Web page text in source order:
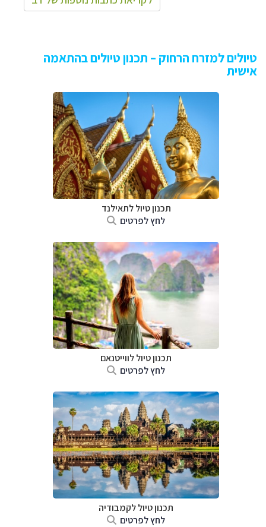
טיולים למזרח הרחוק – תכנון טיולים בהתאמה
אישית
תכנון טיול לתאילנד
לחץ לפרטים
תכנון טיול לווייטנאם
לחץ לפרטים
תכנון טיוללקמבודיה
לחץ לפרטים